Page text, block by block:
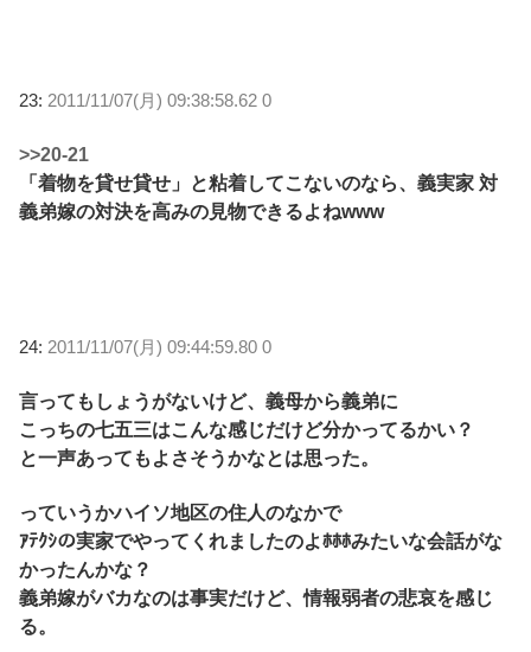
23: 2011/11/07(月) 09:38:58.62 0
>>20-21
「着物を貸せ貸せ」と粘着してこないのなら、義実家 対
義弟嫁の対決を高みの見物できるよねwww
24: 2011/11/07(月) 09:44:59.80 0
言ってもしょうがないけど、義母から義弟に
こっちの七五三はこんな感じだけど分かってるかい？
と一声あってもよさそうかなとは思った。
っていうかハイソ地区の住人のなかで
ｱﾃｸｼの実家でやってくれましたのよﾎﾎﾎみたいな会話がな
かったんかな？
義弟嫁がバカなのは事実だけど、情報弱者の悲哀を感じ
る。